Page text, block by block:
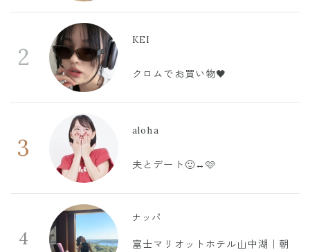
2
KEI
クロムでお買い物🖤
3
aloha
夫とデート🙂‍↔️🩷
4
ナッパ
富士マリオットホテル山中湖｜朝